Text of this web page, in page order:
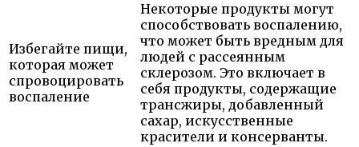
Избегайте пищи,
которая может
спровоцировать
воспаление
Некоторые продукты могут
способствовать воспалению,
что может быть вредным для
людей с рассеянным
склерозом. Это включает в
себя продукты, содержащие
трансжиры, добавленный
сахар, искусственные
красители и консерванты.